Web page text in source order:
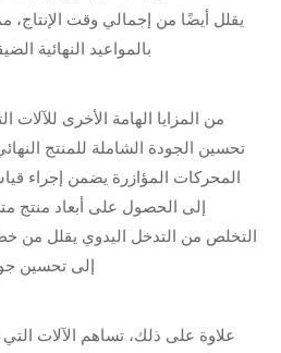
يقلل أيضًا من إجمالي وقت الإنتاج،
بالمواعيد النهائية
من المزايا الهامة الأخرى
تحسين الجودة الشاملة للمنتج
المحركات المؤازرة يضمن إجراء
إلى الحصول على أبعاد منتج
التخلص من التدخل اليدوي يقلل من
إلى تحسين
علاوة على ذلك، تساهم الآلات التي